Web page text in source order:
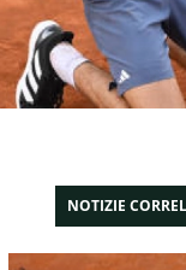
NOTIZIE